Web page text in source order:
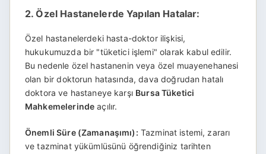
2. Özel Hastanelerde Yapılan Hatalar:
Özel hastanelerdeki hasta-doktor ilişkisi,
hukukumuzda bir "tüketici işlemi" olarak kabul edilir.
Bu nedenle özel hastanenin veya özel muayenehanesi
olan bir doktorun hatasında, dava doğrudan hatalı
doktora ve hastaneye karşı Bursa Tüketici
Mahkemelerinde açılır.
Önemli Süre (Zamanaşımı): Tazminat istemi, zararı
ve tazminat yükümlüsünü öğrendiğiniz tarihten